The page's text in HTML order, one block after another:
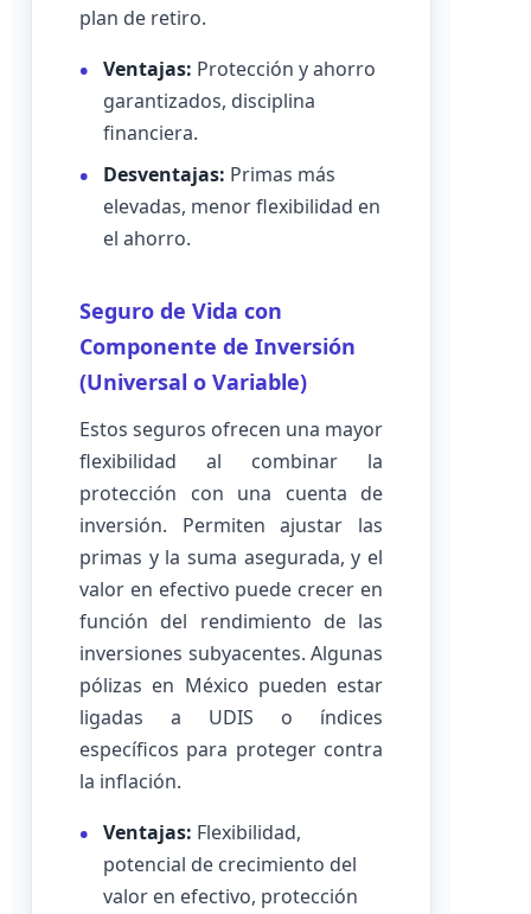
plan de retiro.
Ventajas: Protección y ahorro
garantizados, disciplina
financiera.
Desventajas: Primas más
elevadas, menor flexibilidad en
el ahorro.
Seguro de Vida con
Componente de Inversión
(Universal o Variable)
Estos seguros ofrecen una mayor
flexibilidad al combinar la
protección con una cuenta de
inversión. Permiten ajustar las
primas y la suma asegurada, y el
valor en efectivo puede crecer en
función del rendimiento de las
inversiones subyacentes. Algunas
pólizas en México pueden estar
ligadas a UDIS o índices
específicos para proteger contra
la inflación.
Ventajas: Flexibilidad,
potencial de crecimiento del
valor en efectivo, protección